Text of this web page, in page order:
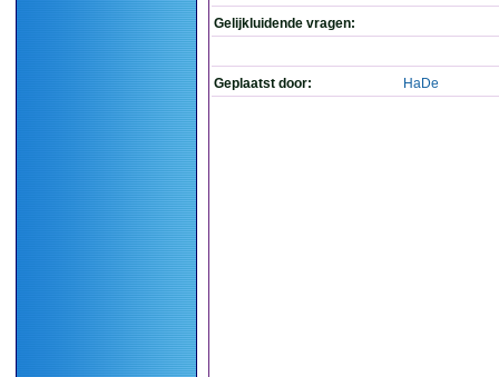
Gelijkluidende vragen:
Geplaatst door: HaDe